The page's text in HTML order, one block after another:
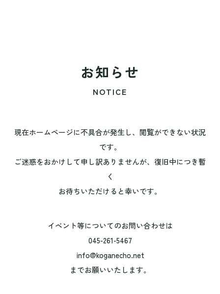
お知らせ
NOTICE
現在ホームページに不具合が発生し、閲覧ができない状況
です。
ご迷惑をおかけして申し訳ありませんが、復旧中につき暫
く
お待ちいただけると幸いです。
イベント等についてのお問い合わせは
045-261-5467
info@koganecho.net
までお願いいたします。